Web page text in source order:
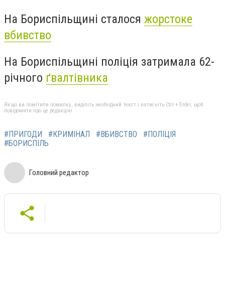
На Бориспільщині сталося жорстоке
вбивство
На Бориспільщині поліція затримала 62-
річного ґвалтівника
Якщо ви помітили помилку, виділіть необхідний текст і натисніть Ctrl + Enter, щоб
повідомити про це редакцію
#ПРИГОДИ #КРИМІНАЛ #ВБИВСТВО
#ПОЛІЦІЯ
#БОРИСПІЛЬ
Головний редактор